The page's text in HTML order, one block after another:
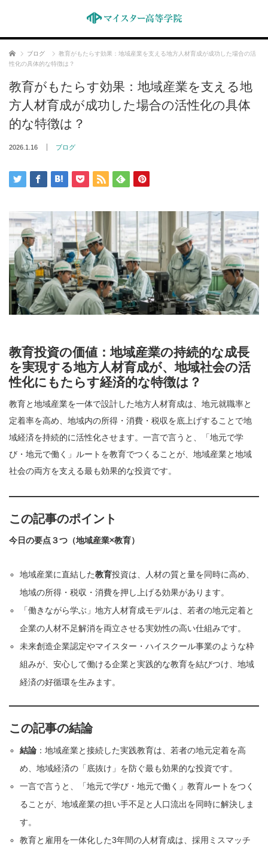
ホーム ブログ
教育がもたらす効果：地域産業を支える地方人材育成が成功した場合の活
性化の具体的な特徴は？
教育がもたらす効果：地域産業を支える地
方人材育成が成功した場合の活性化の具体
的な特徴は？
2026.1.16 ブログ
教育投資の価値：地域産業の持続的な成長
を実現する地方人材育成が、地域社会の活
性化にもたらす経済的な特徴は？
教育と地域産業を一体で設計した地方人材育成は、地元就職率と
定着率を高め、地域内の所得・消費・税収を底上げすることで地
域経済を持続的に活性化させます。一言で言うと、「地元で学
び・地元で働く」ルートを教育でつくることが、地域産業と地域
社会の両方を支える最も効果的な投資です。
この記事のポイント
今日の要点３つ（地域産業×教育）
地域産業に直結した教育投資は、人材の質と量を同時に高め、
地域の所得・税収・消費を押し上げる効果があります。
「働きながら学ぶ」地方人材育成モデルは、若者の地元定着と
企業の人材不足解消を両立させる実効性の高い仕組みです。
未来創造企業認定やマイスター・ハイスクール事業のような枠
組みが、安心して働ける企業と実践的な教育を結びつけ、地域
経済の好循環を生みます。
この記事の結論
結論 ：地域産業と接続した実践教育は、若者の地元定着を高
め、地域経済の「底抜け」を防ぐ最も効果的な投資です。
一言で言うと、「地元で学び・地元で働く」教育ルートをつく
ることが、地域産業の担い手不足と人口流出を同時に解決しま
す。
教育と雇用を一体化した3年間の人材育成は、採用ミスマッチ